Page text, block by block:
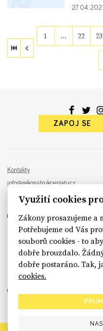
27. 04.
1 … 22 23
ZAPOJ SE
Kontakty
info@rekonstrukcestatu.cz
Návrh a vývoj: Sinfin , ilustrace:
sinfin.digital
Využití cookies
Zákony prosazujeme a
Potřebujeme od Vás
souborů cookies - to
dobře brouzdalo.
dobře postaráno. Tak,
cookies.